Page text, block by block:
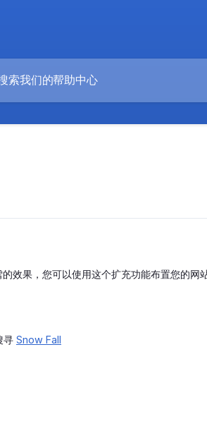
效果，您可以使用这个扩充功能布置您的
寻 Snow Fall